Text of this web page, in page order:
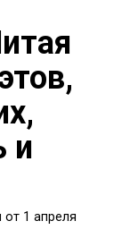
и
от 1 апреля